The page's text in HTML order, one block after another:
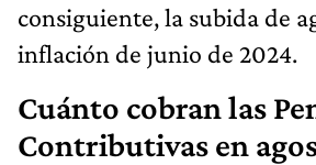
consiguiente, la subida de
inflación de junio de 2024.
Cuánto cobran las
Contributivas en